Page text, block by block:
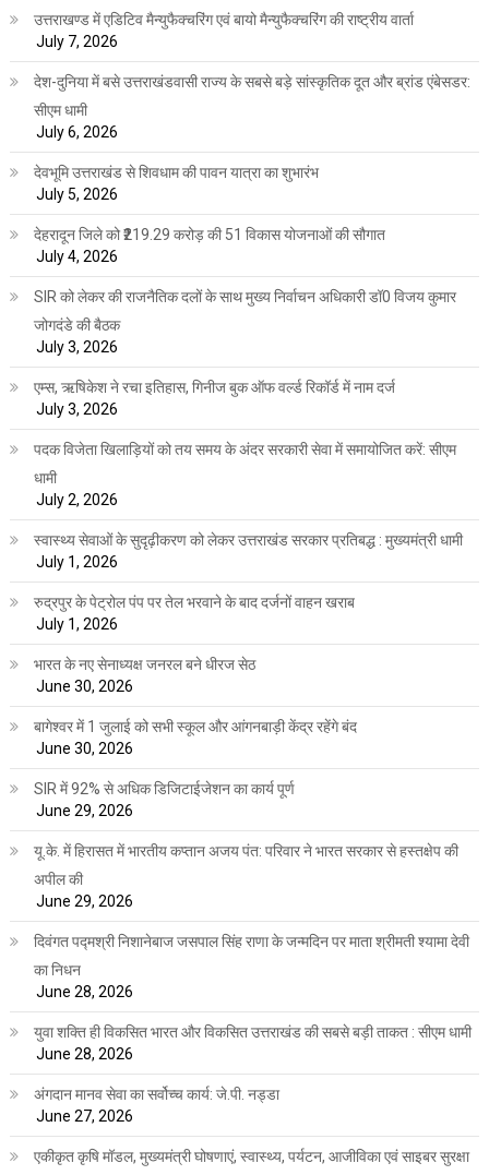
उत्तराखण्ड में एडिटिव मैन्युफैक्चरिंग एवं बायो मैन्युफैक्चरिंग की राष्ट्रीय वार्ता
July 7, 2026
देश-दुनिया में बसे उत्तराखंडवासी राज्य के सबसे बड़े सांस्कृतिक दूत और ब्रांड एंबेसडर:
सीएम धामी
July 6, 2026
देवभूमि उत्तराखंड से शिवधाम की पावन यात्रा का शुभारंभ
July 5, 2026
देहरादून जिले को ₹219.29 करोड़ की 51 विकास योजनाओं की सौगात
July 4, 2026
SIR को लेकर की राजनैतिक दलों के साथ मुख्य निर्वाचन अधिकारी डॉ0 विजय कुमार
जोगदंडे की बैठक
July 3, 2026
एम्स, ऋषिकेश ने रचा इतिहास, गिनीज बुक ऑफ वर्ल्ड रिकॉर्ड में नाम दर्ज
July 3, 2026
पदक विजेता खिलाड़ियों को तय समय के अंदर सरकारी सेवा में समायोजित करें: सीएम
धामी
July 2, 2026
स्वास्थ्य सेवाओं के सुदृढ़ीकरण को लेकर उत्तराखंड सरकार प्रतिबद्ध : मुख्यमंत्री धामी
July 1, 2026
रुद्रपुर के पेट्रोल पंप पर तेल भरवाने के बाद दर्जनों वाहन खराब
July 1, 2026
भारत के नए सेनाध्यक्ष जनरल बने धीरज सेठ
June 30, 2026
बागेश्वर में 1 जुलाई को सभी स्कूल और आंगनबाड़ी केंद्र रहेंगे बंद
June 30, 2026
SIR में 92% से अधिक डिजिटाईजेशन का कार्य पूर्ण
June 29, 2026
यू.के. में हिरासत में भारतीय कप्तान अजय पंत: परिवार ने भारत सरकार से हस्तक्षेप की
अपील की
June 29, 2026
दिवंगत पद्मश्री निशानेबाज जसपाल सिंह राणा के जन्मदिन पर माता श्रीमती श्यामा देवी
का निधन
June 28, 2026
युवा शक्ति ही विकसित भारत और विकसित उत्तराखंड की सबसे बड़ी ताकत : सीएम धामी
June 28, 2026
अंगदान मानव सेवा का सर्वोच्च कार्य: जे.पी. नड्डा
June 27, 2026
एकीकृत कृषि मॉडल, मुख्यमंत्री घोषणाएं, स्वास्थ्य, पर्यटन, आजीविका एवं साइबर सुरक्षा